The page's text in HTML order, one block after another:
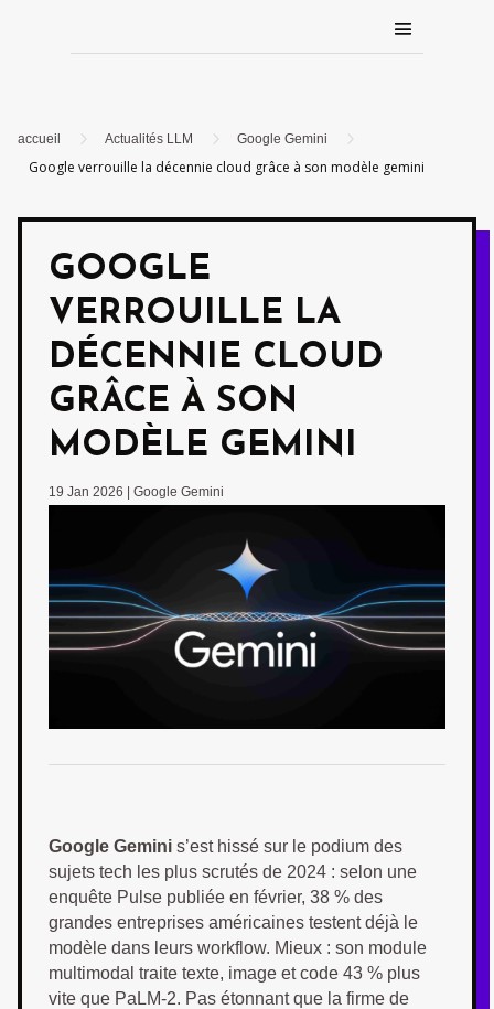
accueil 5 Actualités LLM 5 Google Gemini 5
Google verrouille la décennie cloud grâce à son modèle gemini
GOOGLE
VERROUILLE LA
DÉCENNIE CLOUD
GRÂCE À SON
MODÈLE GEMINI
19 Jan 2026 Google Gemini
Google Gemini s’est hissé sur le podium des
sujets tech les plus scrutés de 2024 : selon une
enquête Pulse publiée en février, 38 % des
grandes entreprises américaines testent déjà le
modèle dans leurs workflow. Mieux : son module
multimodal traite texte, image et code 43 % plus
vite que PaLM-2. Pas étonnant que la firme de